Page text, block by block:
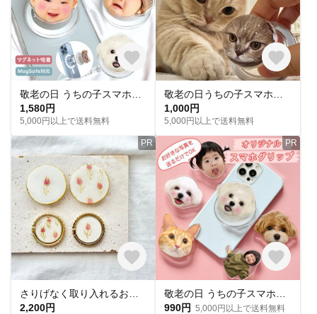
1,580円
5,000円以上で送料無料
1,000円
5,000円以上で送料無料
PR
2,200円
PR
990円 5,000円以上で送料無料